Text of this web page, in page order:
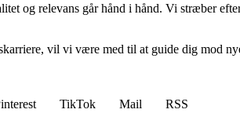
og relevans går hånd i hånd. Vi stræber
vil vi være med til at guide dig mod
TikTok Mail
RSS